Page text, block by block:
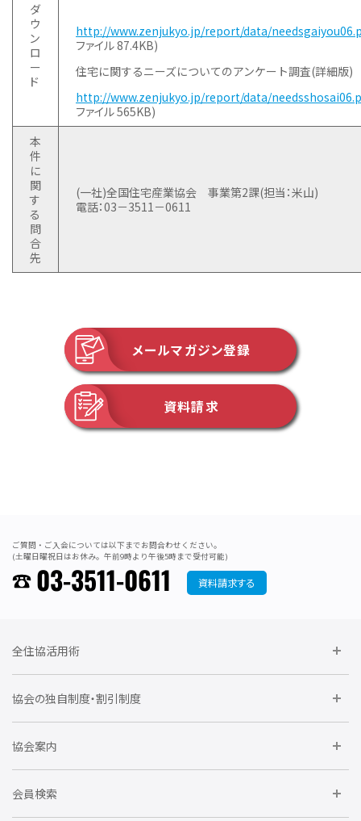
ダ
ウ
ン
ロ
ー
ド
http://www.zenjukyo.jp/report/data/
ファイル 87.4KB)
住宅に関するニーズについてのアンケート調査(詳細版)
http://www.zenjukyo.jp/report/data/
ファイル 565KB)
本
件
に
関
す
る
問
合
先
(一社)全国住宅産業協会 事業第2課(担当：米山)
電話：03－3511－0611
メールマガジン登録
資料請求
ご質問・ご入会については以下までお問合わせください。
(土曜日曜祝日はお休み。午前9時より午後5時まで受付可能)
03-3511-0611 資料請求する
全住協活用術
委員会に参加しよう
要望活動に参加しよう
協会の独自制度・割引制度
住宅瑕疵担保責任保険割引制度
全住協NET
協会案内
運営組織
会員検索